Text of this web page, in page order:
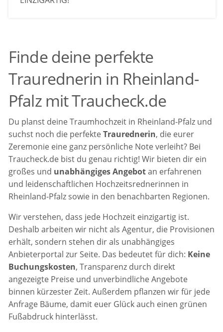
Finde deine perfekte
Traurednerin in Rheinland-
Pfalz mit Traucheck.de
Du planst deine Traumhochzeit in Rheinland-Pfalz und
suchst noch die perfekteTraurednerin, die eurer
Zeremonie eine ganz persönliche Note verleiht? Bei
Traucheck.de bist du genau richtig! Wir bieten dir ein
großes und unabhängiges Angebotan erfahrenen
und leidenschaftlichen Hochzeitsrednerinnen in
Rheinland-Pfalz sowie in den benachbarten Regionen.
Wir verstehen, dass jede Hochzeit einzigartig ist.
Deshalb arbeiten wir nicht als Agentur, die Provisionen
erhält, sondern stehen dir als unabhängiges
Anbieterportal zur Seite. Das bedeutet für dich: Keine
Buchungskosten, Transparenz durch direkt
angezeigte Preise und unverbindliche Angebote
binnen kürzester Zeit. Außerdem pflanzen wir für jede
Anfrage Bäume, damit euer Glück auch einen grünen
Fußabdruck hinterlässt.